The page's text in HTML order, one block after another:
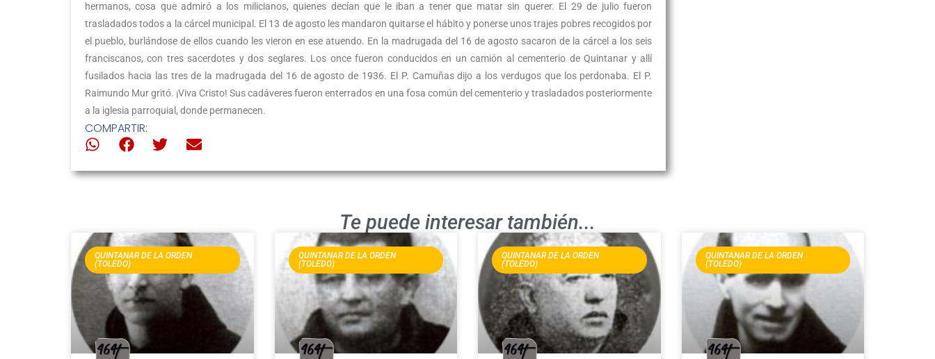
hermanos, cosa que admiró a los milicianos, quienes decían que le iban a tener que matar sin querer. El 29 de julio fueron
trasladados todos a la cárcel municipal. El 13 de agosto les mandaron quitarse el hábito y ponerse unos trajes pobres recogidos por
el pueblo, burlándose de ellos cuando les vieron en ese atuendo. En la madrugada del 16 de agosto sacaron de la cárcel a los seis
franciscanos, con tres sacerdotes y dos seglares. Los once fueron conducidos en un camión al cementerio de Quintanar y allí
fusilados hacia las tres de la madrugada del 16 de agosto de 1936. El P. Camuñas dijo a los verdugos que los perdonaba. El P.
Raimundo Mur gritó. ¡Viva Cristo! Sus cadáveres fueron enterrados en una fosa común del cementerio y trasladados posteriormente
a la iglesia parroquial, donde permanecen.
COMPARTIR:
Te puede interesar también...
QUINTANAR DE LA ORDEN
(TOLEDO)
QUINTANAR DE LA ORDEN
(TOLEDO)
QUINTANAR DE LA ORDEN
(TOLEDO)
QUINTANAR DE LA ORDEN
(TOLEDO)